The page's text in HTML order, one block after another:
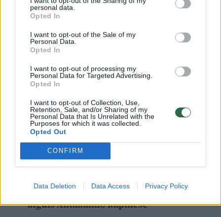
personal data.
Opted In
I want to opt-out of the Sale of my
Personal Data.
Opted In
I want to opt-out of processing my
Personal Data for Targeted Advertising.
Opted In
I want to opt-out of Collection, Use,
Retention, Sale, and/or Sharing of my
Personal Data that Is Unrelated with the
Purposes for which it was collected.
Opted Out
CONFIRM
Data Deletion Data Access Privacy Policy
neatsitiktinai– netoliese, už kelių šimtų
metrų, yra pirmieji jų šeimos namai Vilniuje, o
greta esančiame Vilniaus universitete K. D.
Prunskienė studijavo, o vėliau ir pati dėstė
studentams.
Prie lūkuriuojančių žurnalistų R. Stankevičius
trumpai sutiko stabtelti ir ketvirtadienį. Jis
dėkojo visiems, gražiu žodžiu minintiems jo
velionę seserį.
Prunskiene akimirkas: amžinojo poilsio ji
atguls Antakalnio kapinėse